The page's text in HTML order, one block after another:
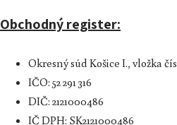
Obchodný register:
Okresný súd Košice I., vložka
IČO: 52 291 316
DIČ: 2121000486
IČ DPH: SK2121000486